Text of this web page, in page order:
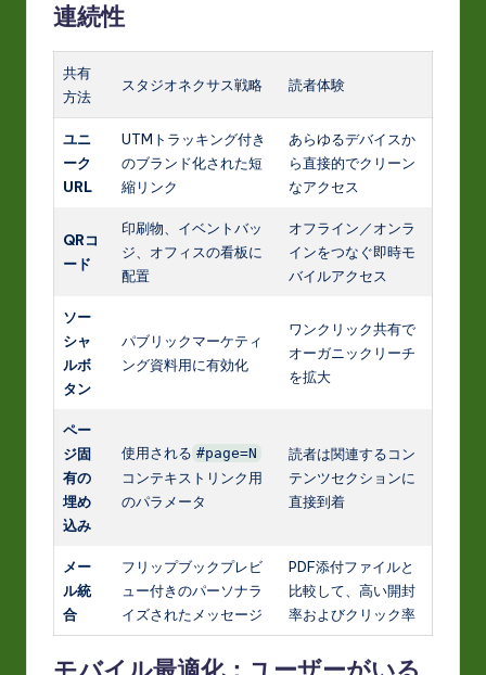
連続性
共有
方法
スタジオネクサス戦略 読者体験
ユニ
ーク
URL
UTMトラッキング付き
のブランド化された短
縮リンク
あらゆるデバイスか
ら直接的でクリーン
なアクセス
QRコ
ード
印刷物、イベントバッ
ジ、オフィスの看板に
配置
オフライン／オンラ
インをつなぐ即時モ
バイルアクセス
ソー
シャ
ルボ
タン
パブリックマーケティ
ング資料用に有効化
ワンクリック共有で
オーガニックリーチ
を拡大
ペー
ジ固
有の
埋め
込み
使用される #page=N
コンテキストリンク用
のパラメータ
読者は関連するコン
テンツセクションに
直接到着
メー
ル統
合
フリップブックプレビ
ュー付きのパーソナラ
イズされたメッセージ
PDF添付ファイルと
比較して、高い開封
率およびクリック率